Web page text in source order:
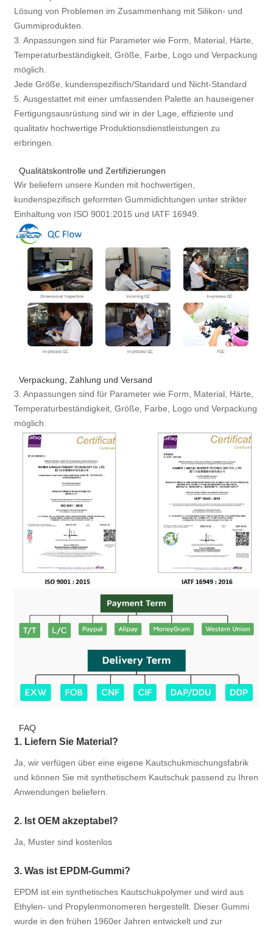
Lösung von Problemen im Zusammenhang mit Silikon- und
Gummiprodukten.
3. Anpassungen sind für Parameter wie Form, Material, Härte,
Temperaturbeständigkeit, Größe, Farbe, Logo und Verpackung
möglich.
Jede Größe, kundenspezifisch/Standard und Nicht-Standard
5. Ausgestattet mit einer umfassenden Palette an hauseigener
Fertigungsausrüstung sind wir in der Lage, effiziente und
qualitativ hochwertige Produktionsdienstleistungen zu
erbringen.
Qualitätskontrolle und Zertifizierungen
Wir beliefern unsere Kunden mit hochwertigen,
kundenspezifisch geformten Gummidichtungen unter strikter
Einhaltung von ISO 9001:2015 und IATF 16949.
Verpackung, Zahlung und Versand
3. Anpassungen sind für Parameter wie Form, Material, Härte,
Temperaturbeständigkeit, Größe, Farbe, Logo und Verpackung
möglich.
FAQ
1. Liefern Sie Material?
Ja, wir verfügen über eine eigene Kautschukmischungsfabrik
und können Sie mit synthetischem Kautschuk passend zu Ihren
Anwendungen beliefern.
2. Ist OEM akzeptabel?
Ja, Muster sind kostenlos
3. Was ist EPDM-Gummi?
EPDM ist ein synthetisches Kautschukpolymer und wird aus
Ethylen- und Propylenmonomeren hergestellt. Dieser Gummi
wurde in den frühen 1960er Jahren entwickelt und zur